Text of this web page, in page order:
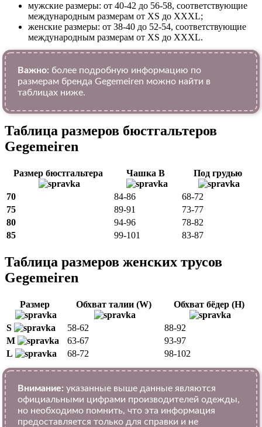
мужские размеры: от 40-42 до 56-58, соответствующие
международным размерам от XS до XXXL;
женские размеры: от 38-40 до 52-54, соответствующие
международным размерам от XS до XXXL.
Важно: более подробную информацию по
размерам бренда Gegemeiren можно найти в
таблицах ниже.
Таблица размеров бюстгальтеров
Gegemeiren
Размер бюстгальтера Чашка B Под грудью
70 84-86
68-72
75
89-91
73-77
80
94-96
78-82
85
99-101 83-87
Таблица размеров женских трусов
Gegemeiren
Размер Обхват талии (W) Обхват бёдер (H)
S 58-62
88-92
M
63-67
93-97
L
68-72 98-102
Внимание: указанные выше данные являются
официальными цифрами производителей одежды,
но необходимо помнить, что эта информация
предоставляется только для справки и не